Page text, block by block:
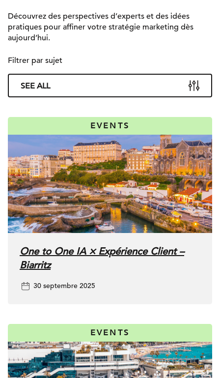
Découvrez des perspectives d’experts et des idées
pratiques pour affiner votre stratégie marketing dès
aujourd’hui.
Filtrer par sujet
SEE ALL
EVENTS
One to One IA × Expérience Client –
Biarritz
30 septembre 2025
EVENTS